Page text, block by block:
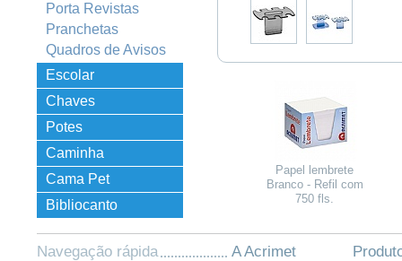
Porta Revistas
Pranchetas
Quadros de Avisos
Escolar
Chaves
Potes
Organizadores
Caminha
Empilhável
Cama Pet
Bibliocanto
Papel lembrete
Branco - Refil com
750 fls.
Navegação rápida A Acrimet